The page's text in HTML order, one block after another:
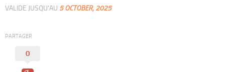
VALIDE JUSQU'AU 5 OCTOBER, 2025
PARTAGER
0